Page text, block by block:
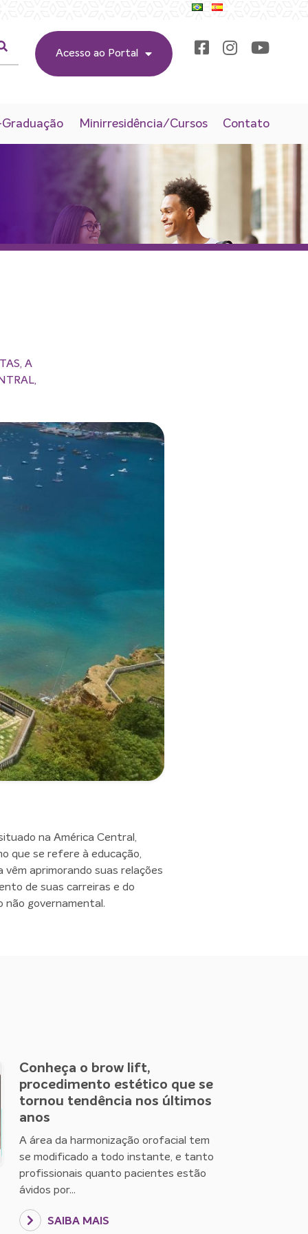
Acesso ao Portal
Graduação Minirresidência/Cursos Contato
A
na América Central,
que se refere à educação,
aprimorando suas relações
de suas carreiras e do
não governamental.
Conheça o brow lift,
procedimento estético que se
tornou tendência nos últimos
anos
A área da harmonização orofacial tem
se modificado a todo instante, e tanto
profissionais quanto pacientes estão
ávidos por...
SAIBA MAIS